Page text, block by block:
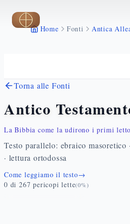
Vai al contenuto principale
Home Fonti Antica
Torna alle Fonti
Antico
La Bibbia come la udirono i primi
Testo parallelo: ebraico masoretico
· lettura ortodossa
Come leggiamo il testo→
0 di 267 pericopi lette(0%)